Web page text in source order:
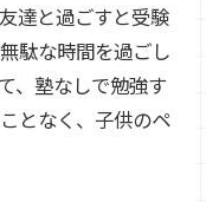
達と過ごすと受験
駄な時間を過ごし
、塾なしで勉強す
となく、子供のペ